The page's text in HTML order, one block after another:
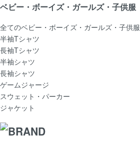
ベビー・ボーイズ・ガールズ・子供服
全てのベビー・ボーイズ・ガールズ・子供服
半袖Tシャツ
長袖Tシャツ
半袖シャツ
長袖シャツ
ゲームジャージ
スウェット・パーカー
ジャケット